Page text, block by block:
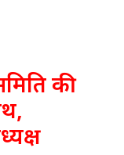
की